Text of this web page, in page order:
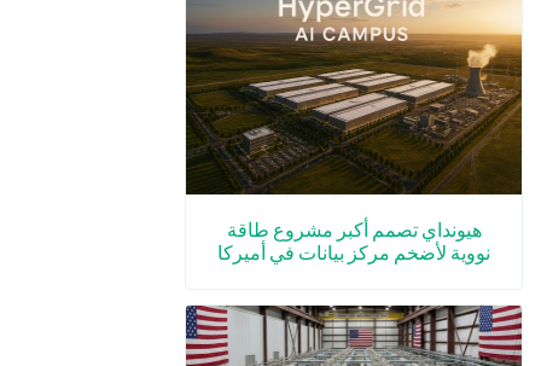
هيونداي تصمم أكبر مشروع طاقة
نووية لأضخم مركز بيانات في أميركا